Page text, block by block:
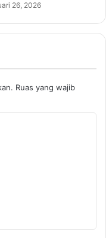
26, 2026
Ruas yang wajib